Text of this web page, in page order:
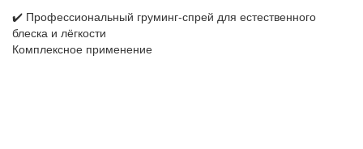
✔️ Профессиональный груминг-спрей для естественного
блеска и лёгкости
Комплексное применение